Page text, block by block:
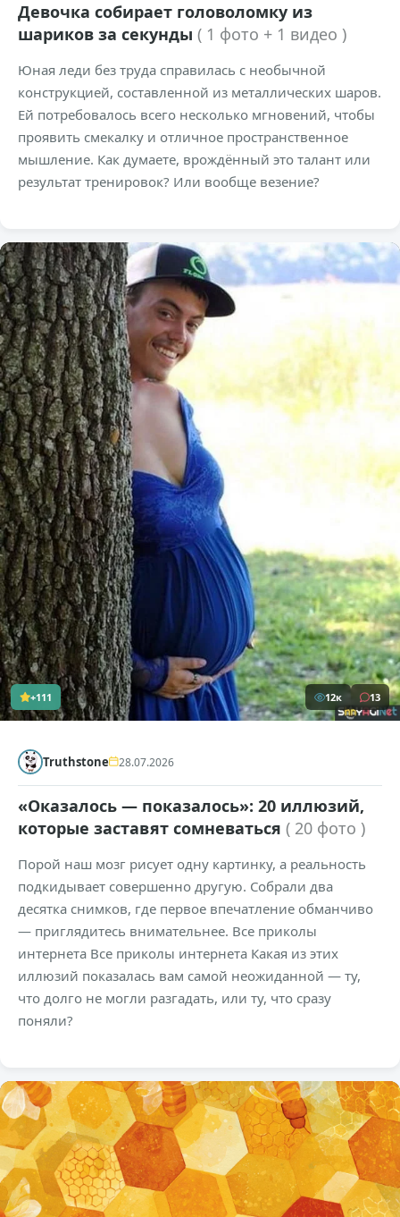
Девочка собирает головоломку из
шариков за секунды ( 1 фото + 1 видео )
Юная леди без труда справилась с необычной
конструкцией, составленной из металлических шаров.
Ей потребовалось всего несколько мгновений, чтобы
проявить смекалку и отличное пространственное
мышление. Как думаете, врождённый это талант или
результат тренировок? Или вообще везение?
+111 12к 13
Truthstone 28.07.2026
«Оказалось — показалось»: 20 иллюзий,
которые заставят сомневаться ( 20 фото )
Порой наш мозг рисует одну картинку, а реальность
подкидывает совершенно другую. Собрали два
десятка снимков, где первое впечатление обманчиво
— приглядитесь внимательнее. Все приколы
интернета Все приколы интернета Какая из этих
иллюзий показалась вам самой неожиданной — ту,
что долго не могли разгадать, или ту, что сразу
поняли?